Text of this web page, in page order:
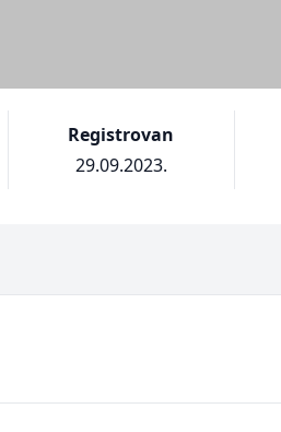
Registrovan
29.09.2023.